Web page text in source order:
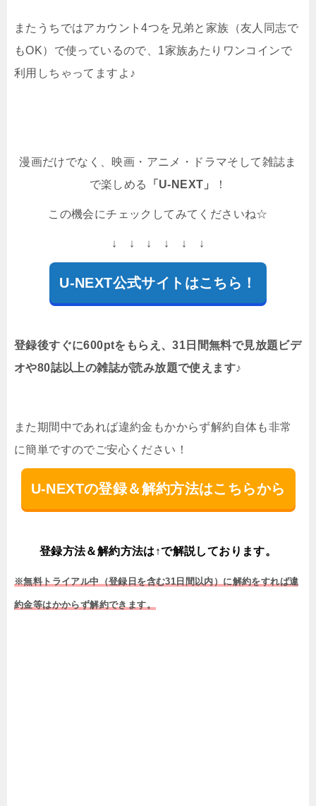
またうちではアカウント4つを兄弟と家族（友人同志で
もOK）で使っているので、1家族あたりワンコインで
利用しちゃってますよ♪
漫画だけでなく、映画・アニメ・ドラマそして雑誌ま
で楽しめる
「U-NEXT」 ！
この機会にチェックしてみてくださいね☆
↓ ↓ ↓ ↓ ↓ ↓
U-NEXT公式サイトはこちら！
登録後すぐに600ptをもらえ、31日間無料で見放題ビデ
オや80誌以上の雑誌が読み放題で使えます♪
また期間中であれば違約金もかからず解約自体も非常
に簡単ですのでご安心ください！
U-NEXTの登録＆解約方法はこちらから
登録方法＆解約方法は↑で解説しております。
※無料トライアル中（登録日を含む31日間以内）に解約をすれば違
約金等はかからず解約できます。